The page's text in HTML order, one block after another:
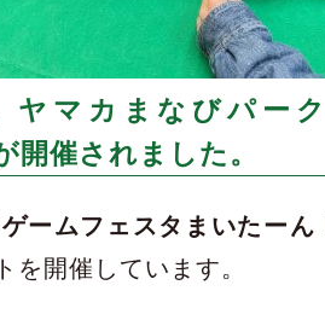
ヤマカまなびパー
開催されました。
ームフェスタまいたーん
を開催しています。